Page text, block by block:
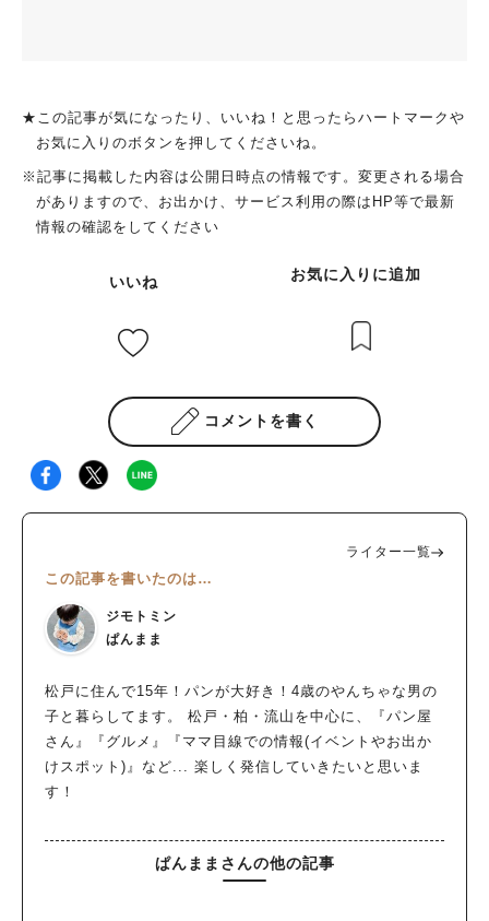
★この記事が気になったり、いいね！と思ったらハートマークや
お気に入りのボタンを押してくださいね。
※記事に掲載した内容は公開日時点の情報です。変更される場合
がありますので、お出かけ、サービス利用の際はHP等で最新
情報の確認をしてください
いいね お気に入りに追加
コメントを書く
ライター一覧
この記事を書いたのは…
ジモトミン
ぱんまま
松戸に住んで15年！パンが大好き！4歳のやんちゃな男の
子と暮らしてます。 松戸・柏・流山を中心に、『パン屋
さん』『グルメ』『ママ目線での情報(イベントやお出か
けスポット)』など... 楽しく発信していきたいと思いま
す！
ぱんままさんの他の記事